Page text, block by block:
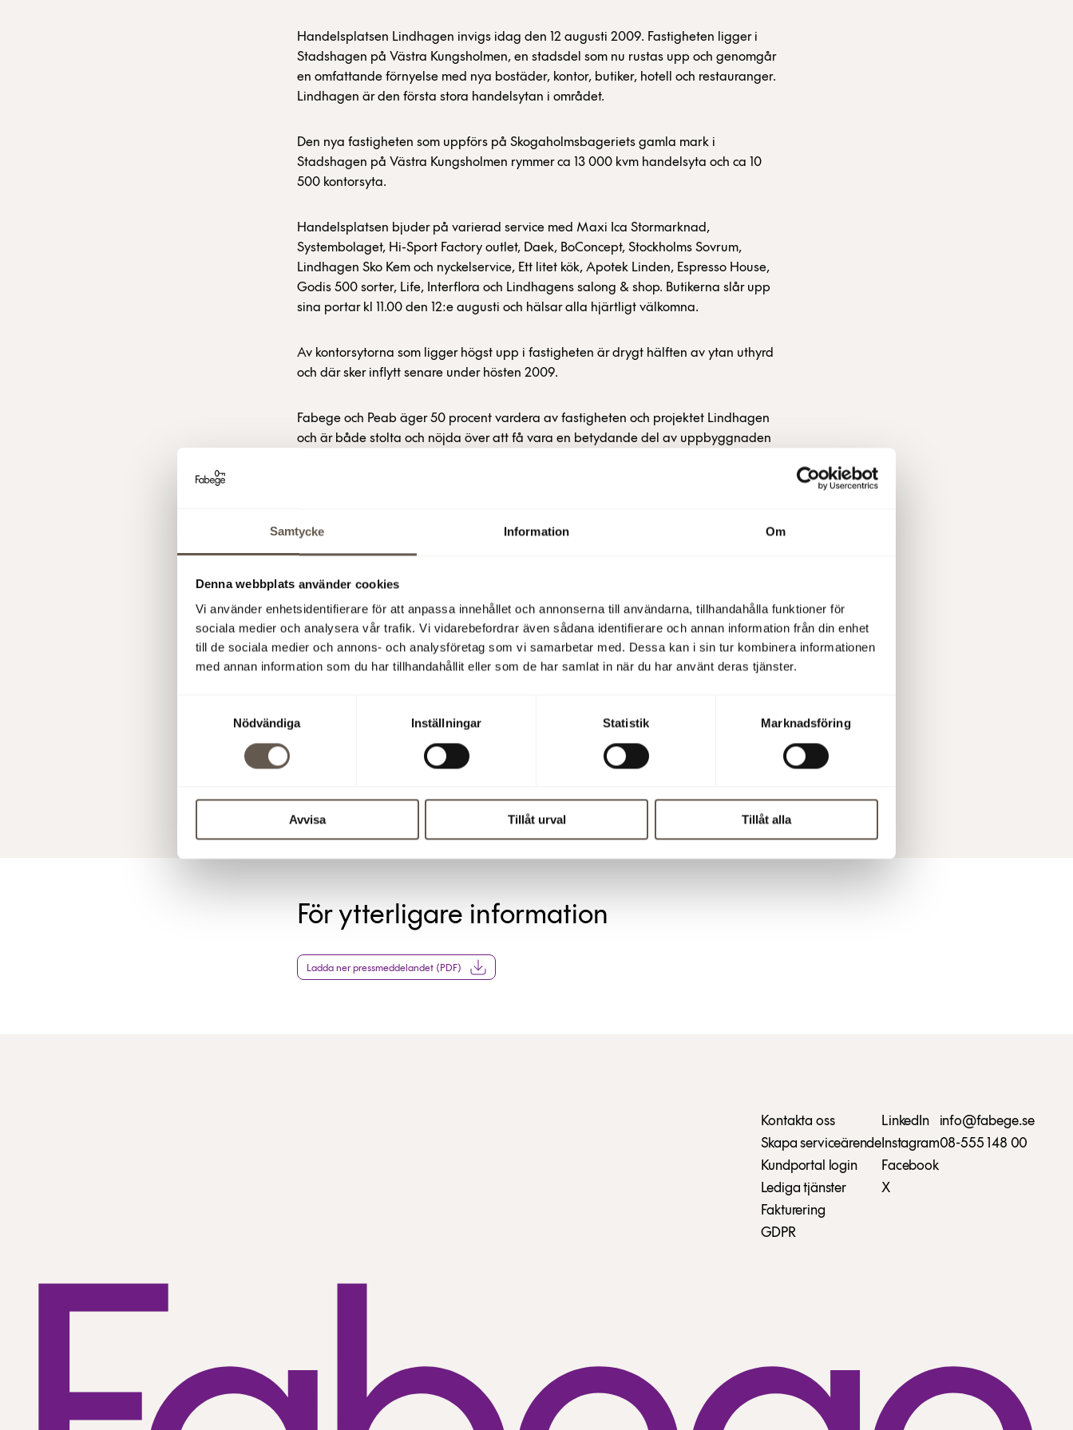
Samtycke Information Om
Denna webbplats använder cookies
Vi använder enhetsidentifierare för att anpassa innehållet och annonserna till användarna, tillhandahålla funktioner för
sociala medier och analysera vår trafik. Vi vidarebefordrar även sådana identifierare och annan information från din enhet
till de sociala medier och annons- och analysföretag som vi samarbetar med. Dessa kan i sin tur kombinera informationen
med annan information som du har tillhandahållit eller som de har samlat in när du har använt deras tjänster.
Nödvändiga
Inställningar Statistik Marknadsföring
Avvisa Tillåt urval Tillåt alla
Handelsplatsen Lindhagen invigs idag den 12 augusti 2009. Fastigheten ligger i
Stadshagen på Västra Kungsholmen, en stadsdel som nu rustas upp och genomgår
en omfattande förnyelse med nya bostäder, kontor, butiker, hotell och restauranger.
Lindhagen är den första stora handelsytan i området.
Den nya fastigheten som uppförs på Skogaholmsbageriets gamla mark i
Stadshagen på Västra Kungsholmen rymmer ca 13 000 kvm handelsyta och ca 10
500 kontorsyta.
Handelsplatsen bjuder på varierad service med Maxi Ica Stormarknad,
Systembolaget, Hi-Sport Factory outlet, Daek, BoConcept, Stockholms Sovrum,
Lindhagen Sko Kem och nyckelservice, Ett litet kök, Apotek Linden, Espresso House,
Godis 500 sorter, Life, Interflora och Lindhagens salong & shop. Butikerna slår upp
sina portar kl 11.00 den 12:e augusti och hälsar alla hjärtligt välkomna.
Av kontorsytorna som ligger högst upp i fastigheten är drygt hälften av ytan uthyrd
och där sker inflytt senare under hösten 2009.
Fabege och Peab äger 50 procent vardera av fastigheten och projektet Lindhagen
och är både stolta och nöjda över att få vara en betydande del av uppbyggnaden
Fabege AB (publ)
Malin Wahlberg, projektledare 08-555 148 31, 0733-87 18 31
Annette Kaunitz, kommunikationschef, 08-555 148 20, 0708-390 337
offentliggöra enligt lagen om värdepappersmarknaden och/eller lag om handel
med finansiella instrument. Informationen lämnades för offentliggörande kl 10:00
För ytterligare information
Ladda ner pressmeddelandet (PDF)
Kontakta oss
Skapa serviceärende
Kundportal login
Lediga tjänster
Fakturering
GDPR
LinkedIn
Instagram
Facebook
X
info@fabege.se
08-555 148 00